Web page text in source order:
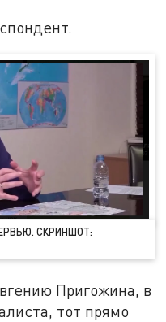
СКРИНШОТ:
Пригожина, в
тот прямо